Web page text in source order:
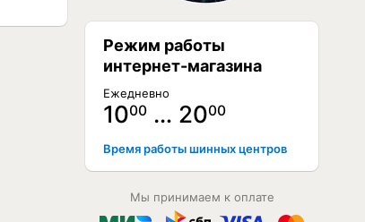
Режим работы
интернет-магазина
Ежедневно
1000 … 2000
Время работы шинных центров
Мы принимаем к оплате